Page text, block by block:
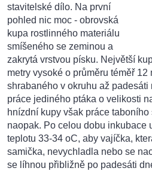
stavitelské dílo. Na první
pohled nic moc - obrovská
kupa rostlinného materiálu
smíšeného se zeminou a
zakrytá vrstvou písku. Největší
metry vysoké o průměru téměř 12
shrabaného v okruhu až padesáti
práce jediného ptáka o velikosti
hnízdní kupy však práce
naopak. Po celou dobu inkubace
teplotu 33-34 oC, aby vajíčka,
samička, nevychladla nebo se
se líhnou přibližně po padesáti